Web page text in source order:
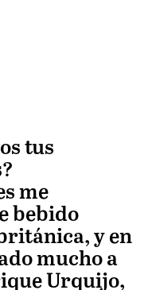
tus
me
bebido
y en
mucho a
Urquijo,